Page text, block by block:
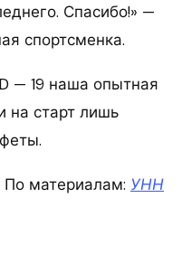
Спасибо!» —
спортсменка.
— 19 наша опытная
на старт лишь
По материалам: УНН